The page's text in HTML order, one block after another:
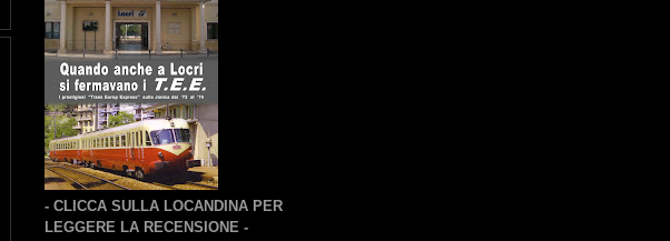
- CLICCA SULLA LOCANDINA PER
LEGGERE LA RECENSIONE -